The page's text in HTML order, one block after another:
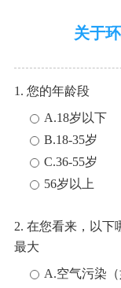
关于
1. 您的年龄段
A.18岁以下
B.18-35岁
C.36-55岁
56岁以上
2. 在您看来，以下
最大
A.空气污染（